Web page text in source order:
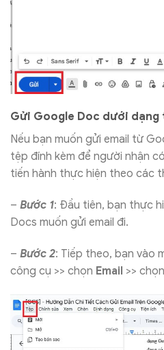
Gửi Google Doc dưới dạng
Nếu bạn muốn gửi email từ
tệp đính kèm để người nhận
tiến hành thực hiện theo các
– Bước 1: Đầu tiên, bạn thực
Docs muốn gửi email đi.
– Bước 2: Tiếp theo, bạn vào
công cụ >> chọn Email >> chọn